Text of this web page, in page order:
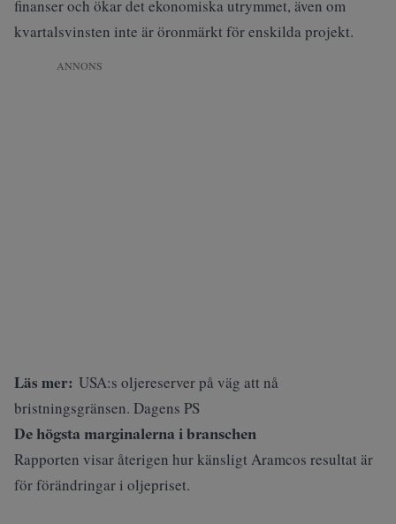
finanser och ökar det ekonomiska utrymmet, även om
kvartalsvinsten inte är öronmärkt för enskilda projekt.
ANNONS
Läs mer: USA:s oljereserver på väg att nå
bristningsgränsen. Dagens PS
De högsta marginalerna i branschen
Rapporten visar återigen hur känsligt Aramcos resultat är
för förändringar i oljepriset.